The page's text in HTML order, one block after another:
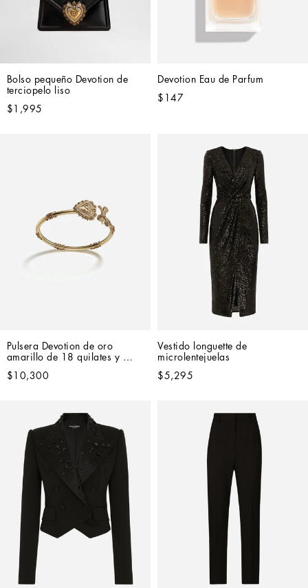
Bolso pequeño Devotion de
terciopelo liso
$1,995
Devotion Eau de Parfum
$147
Pulsera Devotion de oro
amarillo de 18 quilates y
$10,300
Vestido longuette de
microlentejuelas
$5,295